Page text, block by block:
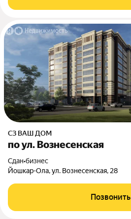
СЗ ВАШ ДОМ
по ул. Вознесенская
Сдан•бизнес
Йошкар-Ола, ул. Вознесенская, 28
Позвонить